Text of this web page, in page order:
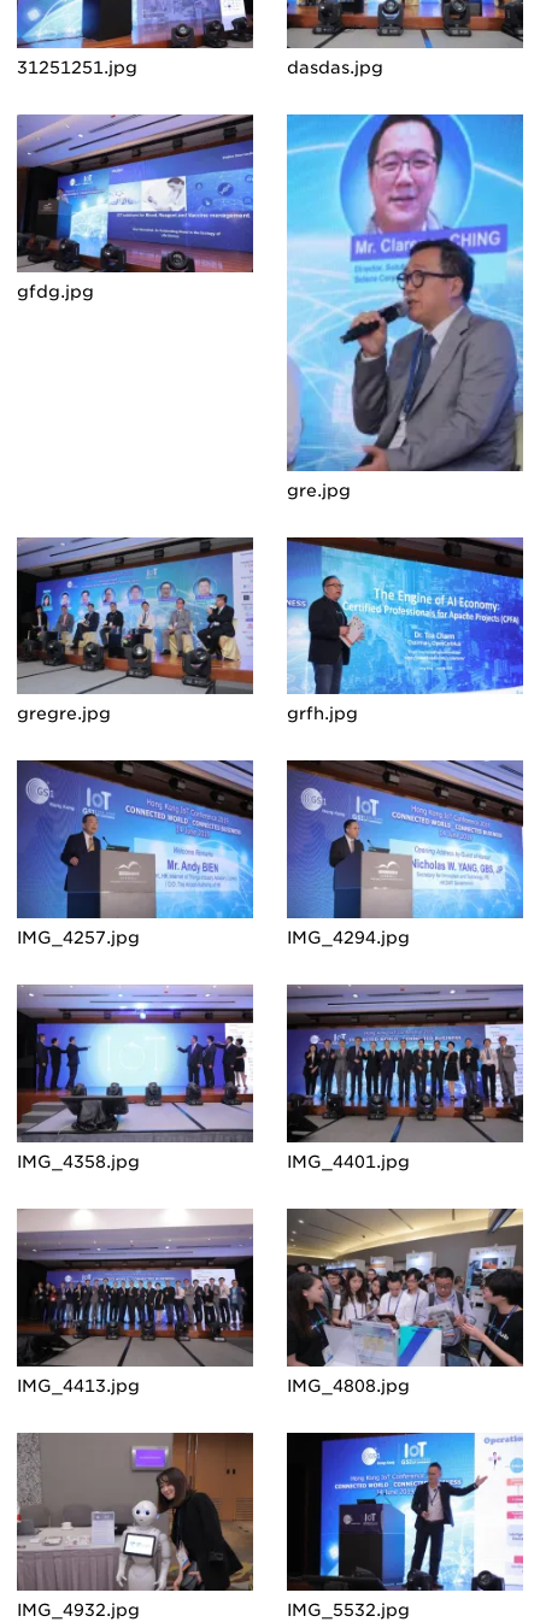
31251251.jpg dasdas.jpg
gfdg.jpg
gre.jpg
gregre.jpg grfh.jpg
IMG_4257.jpg IMG_4294.jpg
IMG_4358.jpg IMG_4401.jpg
IMG_4413.jpg IMG_4808.jpg
IMG_4932.jpg IMG_5532.jpg